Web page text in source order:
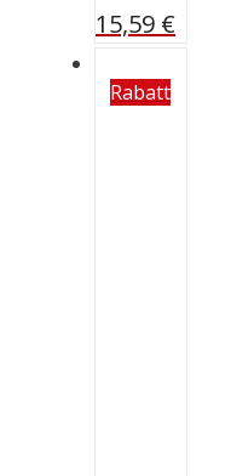
15,59 €
Rabatt